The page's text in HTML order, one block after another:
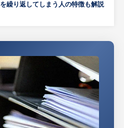
を繰り返してしまう人の特徴も解説